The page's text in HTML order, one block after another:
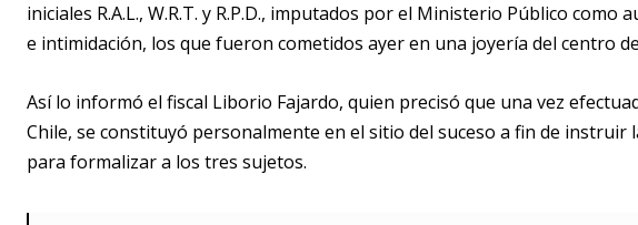
iniciales R.A.L., W.R.T. y R.P.D., imputados por el Ministerio Público
e intimidación, los que fueron cometidos ayer en una joyería del centro
Así lo informó el fiscal Liborio Fajardo, quien precisó que una vez
Chile, se constituyó personalmente en el sitio del suceso a fin de instruir
para formalizar a los tres sujetos.